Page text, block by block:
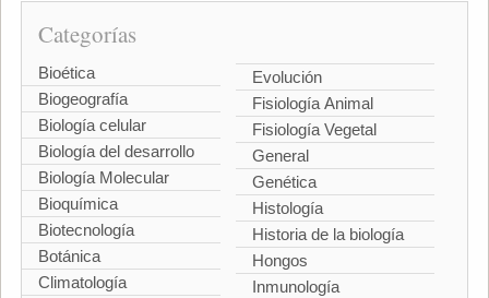
Categorías
Bioética
Biogeografía
Biología celular
Biología del desarrollo
Biología Molecular
Bioquímica
Biotecnología
Botánica
Climatología
Evolución
Fisiología Animal
Fisiología Vegetal
General
Genética
Histología
Historia de la biología
Hongos
Inmunología